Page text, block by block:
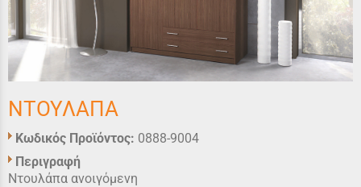
ΝΤΟΥΛΑΠΑ
Κωδικός Προϊόντος: 0888-9004
Περιγραφή
Ντουλάπα ανοιγόμενη